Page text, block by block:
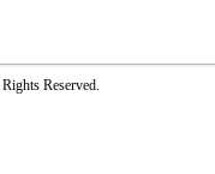
Reserved.